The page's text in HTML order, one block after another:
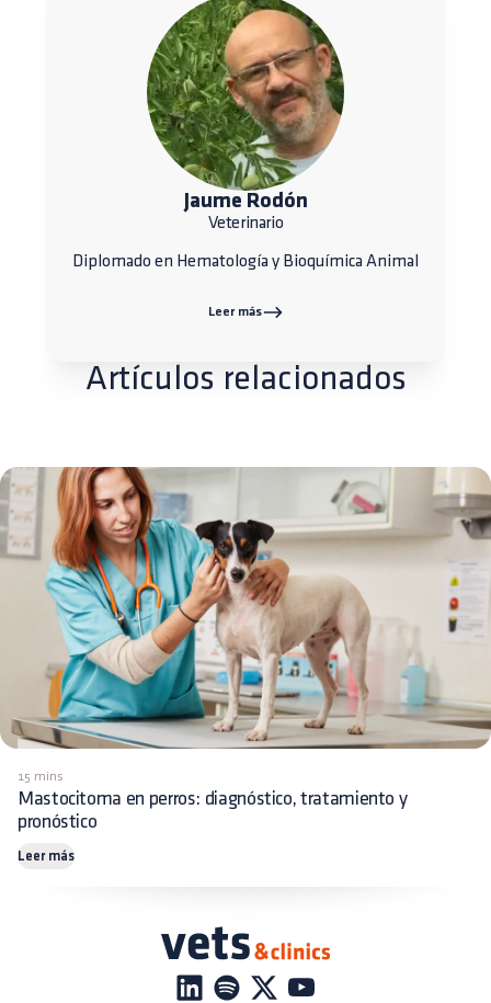
Jaume Rodón
Veterinario
Diplomado en Hematología y Bioquímica Animal
Leer más
Artículos relacionados
15 mins
Mastocitoma en perros: diagnóstico, tratamiento y
pronóstico
Leer más